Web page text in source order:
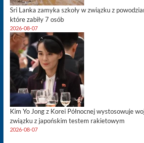
Sri Lanka zamyka szkoły w związku z
które zabiły 7 osób
2026-08-07
Kim Yo Jong z Korei Północnej wystosowuje
związku z japońskim testem rakietowym
2026-08-07